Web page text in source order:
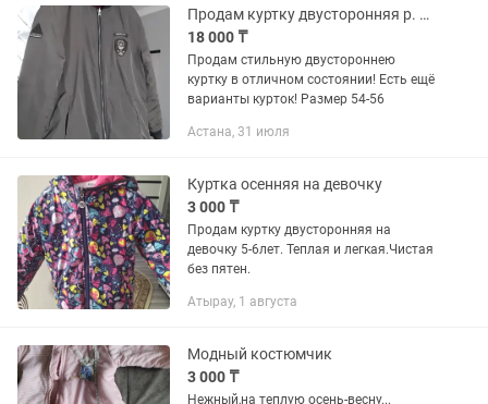
Продам куртку двусторонняя р. 52-54
18 000 ₸
Продам стильную двустороннею
куртку в отличном состоянии! Есть ещё
варианты курток! Размер 54-56
Астана, 31 июля
Куртка осенняя на девочку
3 000 ₸
Продам куртку двусторонняя на
девочку 5-6лет. Теплая и легкая.Чистая
без пятен.
Атырау, 1 августа
Модный костюмчик
3 000 ₸
Нежный,на теплую осень-весну...